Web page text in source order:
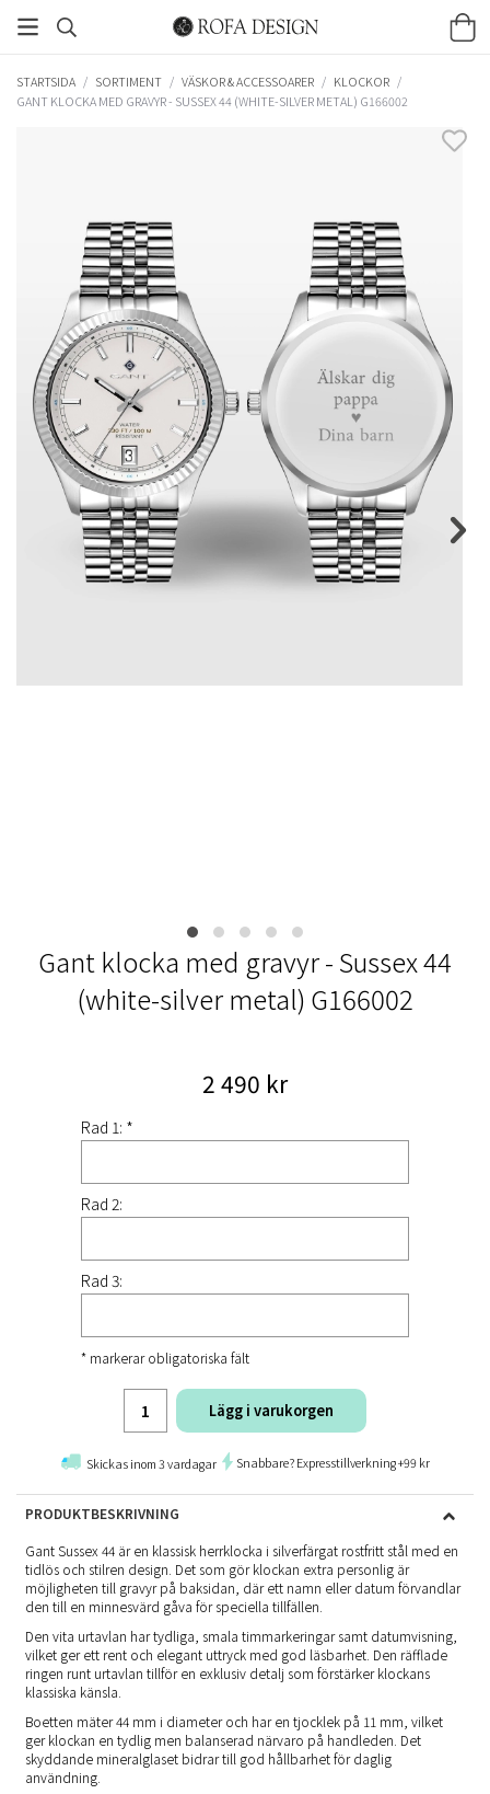
STARTSIDA / SORTIMENT / VÄSKOR & ACCESSOARER / KLOCKOR /
GANT KLOCKA MED GRAVYR - SUSSEX 44 (WHITE-SILVER METAL) G166002
Gant klocka med gravyr - Sussex 44
(white-silver metal) G166002
2 490 kr
Rad 1: *
Rad 2:
Rad 3:
* markerar obligatoriska fält
Lägg i varukorgen
Skickas inom 3 vardagar Snabbare? Expresstillverkning +99 kr
PRODUKTBESKRIVNING
Gant Sussex 44 är en klassisk herrklocka i silverfärgat rostfritt stål med en
tidlös och stilren design. Det som gör klockan extra personlig är
möjligheten till gravyr på baksidan, där ett namn eller datum förvandlar
den till en minnesvärd gåva för speciella tillfällen.
Den vita urtavlan har tydliga, smala timmarkeringar samt datumvisning,
vilket ger ett rent och elegant uttryck med god läsbarhet. Den räfflade
ringen runt urtavlan tillför en exklusiv detalj som förstärker klockans
klassiska känsla.
Boetten mäter 44 mm i diameter och har en tjocklek på 11 mm, vilket
ger klockan en tydlig men balanserad närvaro på handleden. Det
skyddande mineralglaset bidrar till god hållbarhet för daglig
användning.